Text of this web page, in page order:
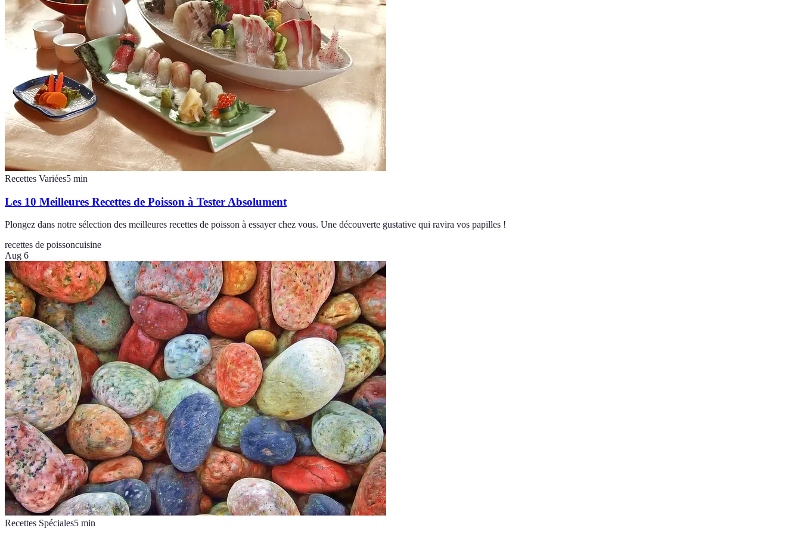
Recettes Variées5 min
Les 10 Meilleures Recettes de Poisson à Tester Absolument
Plongez dans notre sélection des meilleures recettes de poisson à essayer chez vous. Une découverte gustative qui ravira vos papilles !
recettes de poissoncuisine
Aug 6
Recettes Spéciales5 min